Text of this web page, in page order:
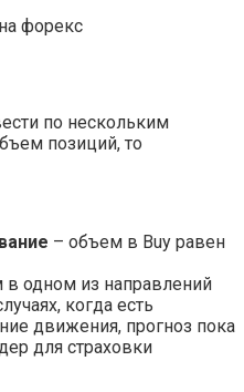
по нескольким
позиций, то
– объем в Buy равен
в одном из направлений
когда есть
движения, прогноз пока
для страховки